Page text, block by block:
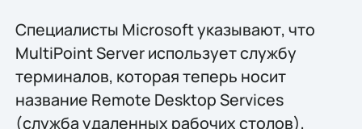
Специалисты Microsoft указывают, что
MultiPoint Server использует службу
терминалов, которая теперь носит
название Remote Desktop Services
(служба удаленных рабочих столов),